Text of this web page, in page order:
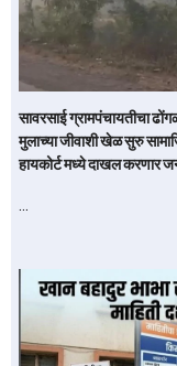
सावरसाई ग्रामपंचायतीचा
मुलाच्या जीवाशी खेळ सुरु
हायकोर्ट मध्ये दाखल करणार
…